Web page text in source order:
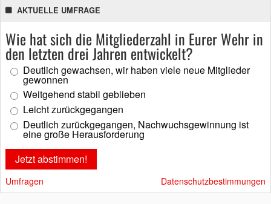
AKTUELLE UMFRAGE
Wie hat sich die Mitgliederzahl in Eurer Wehr in
den letzten drei Jahren entwickelt?
Deutlich gewachsen, wir haben viele neue Mitglieder
gewonnen
Weitgehend stabil geblieben
Leicht zurückgegangen
Deutlich zurückgegangen, Nachwuchsgewinnung ist
eine große Herausforderung
Umfragen Datenschutzbestimmungen